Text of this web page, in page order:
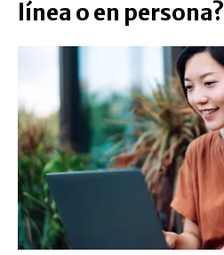
línea o en persona?